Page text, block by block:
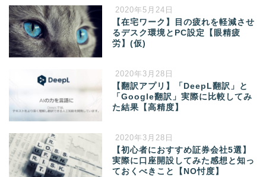
2020年5月24日
【在宅ワーク】目の疲れを軽減させ
るデスク環境とPC設定【眼精疲
労】(仮)
2020年3月28日
【翻訳アプリ】「DeepL翻訳」と
「Google翻訳」実際に比較してみ
た結果【高精度】
2020年3月28日
【初心者におすすめ証券会社5選】
実際に口座開設してみた感想と知っ
ておくべきこと【NO忖度】